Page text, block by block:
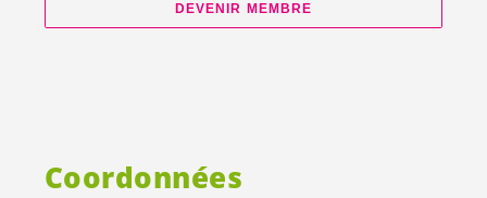
DEVENIR MEMBRE
Coordonnées